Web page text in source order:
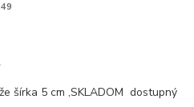
šírka 5 cm ,SKLADOM dostupný